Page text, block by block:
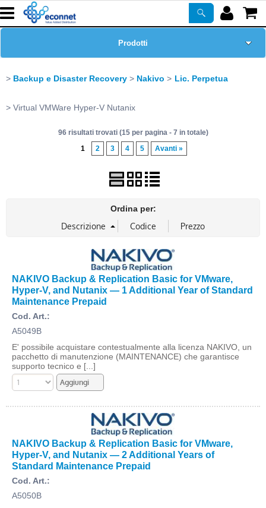
Chi siamo
Prodotti
Corsi
Newsletter
PROMO ATTIVE
Backup e Disaster Recovery Nakivo Lic. Perpetua
Virtual VMWare Hyper-V Nutanix
96 risultati trovati (15 per pagina - 7 in totale)
1
2 3 4 5 Avanti »
Ordina per:
NAKIVO Backup & Replication Basic for VMware,
Hyper-V, and Nutanix — 1 Additional Year of Standard
Maintenance Prepaid
Cod. Art.:
A5049B
E' possibile acquistare contestualmente alla licenza NAKIVO, un
pacchetto di manutenzione (MAINTENANCE) che garantisce
supporto tecnico e [...]
NAKIVO Backup & Replication Basic for VMware,
Hyper-V, and Nutanix — 2 Additional Years of
Standard Maintenance Prepaid
Cod. Art.:
A5050B